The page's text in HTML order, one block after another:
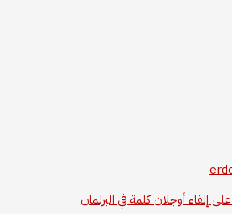
إلقاء أوجلان كلمة في البرلمان